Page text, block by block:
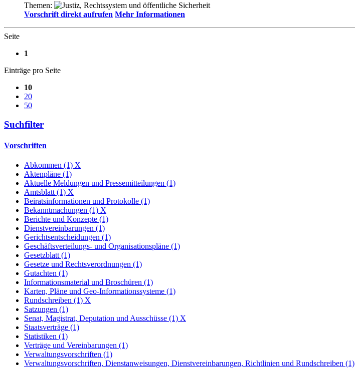
Themen:
Vorschrift direkt aufrufen Mehr Informationen
Seite
1
Einträge pro Seite
10
20
50
Suchfilter
Vorschriften
Abkommen (1) X
Aktenpläne (1)
Aktuelle Meldungen und Pressemitteilungen (1)
Amtsblatt (1) X
Beiratsinformationen und Protokolle (1)
Bekanntmachungen (1) X
Berichte und Konzepte (1)
Dienstvereinbarungen (1)
Gerichtsentscheidungen (1)
Geschäftsverteilungs- und Organisationspläne (1)
Gesetzblatt (1)
Gesetze und Rechtsverordnungen (1)
Gutachten (1)
Informationsmaterial und Broschüren (1)
Karten, Pläne und Geo-Informationssysteme (1)
Rundschreiben (1) X
Satzungen (1)
Senat, Magistrat, Deputation und Ausschüsse (1) X
Staatsverträge (1)
Statistiken (1)
Verträge und Vereinbarungen (1)
Verwaltungsvorschriften (1)
Verwaltungsvorschriften, Dienstanweisungen, Dienstvereinbarungen, Richtlinien und Rundschreiben (1)